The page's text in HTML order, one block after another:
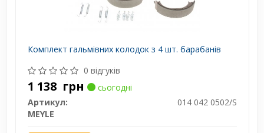
Комплект гальмівних колодок з 4 шт. барабанів
0 відгуків
1 138 грн
сьогодні
Артикул:
014 042 0502/S
MEYLE